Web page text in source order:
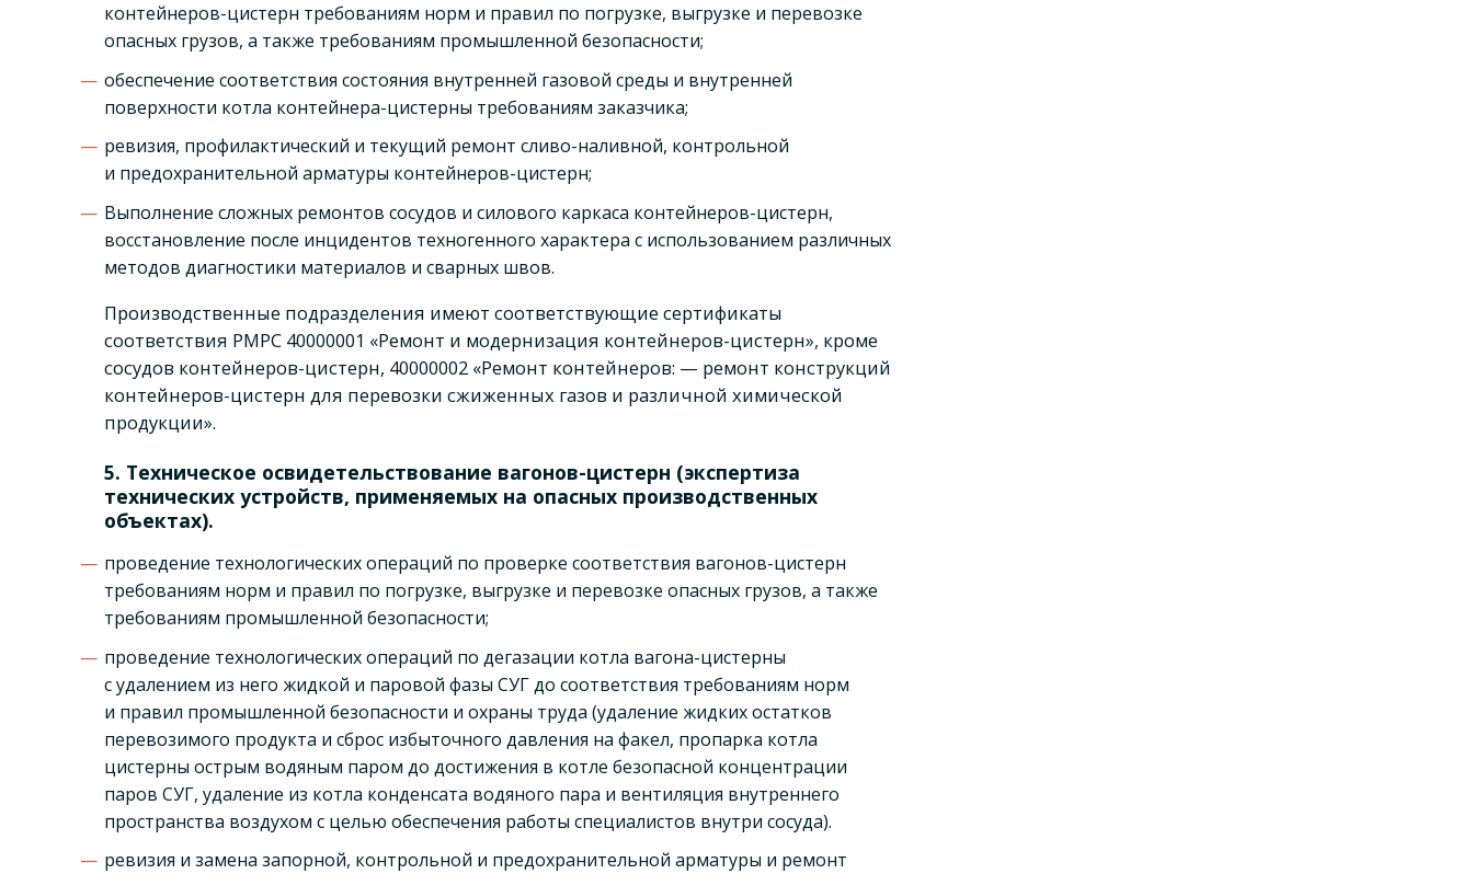
контейнеров-цистерн требованиям норм и правил по погрузке, выгрузке и перевозке
опасных грузов, а также требованиям промышленной безопасности;
обеспечение соответствия состояния внутренней газовой среды и внутренней
поверхности котла контейнера-цистерны требованиям заказчика;
ревизия, профилактический и текущий ремонт сливо-наливной, контрольной
и предохранительной арматуры контейнеров-цистерн;
Выполнение сложных ремонтов сосудов и силового каркаса контейнеров-цистерн,
восстановление после инцидентов техногенного характера с использованием различных
методов диагностики материалов и сварных швов.
Производственные подразделения имеют соответствующие сертификаты
соответствия РМРС 40000001 «Ремонт и модернизация контейнеров-цистерн», кроме
сосудов контейнеров-цистерн, 40000002 «Ремонт контейнеров: — ремонт конструкций
контейнеров-цистерн для перевозки сжиженных газов и различной химической
продукции».
5. Техническое освидетельствование вагонов-цистерн (экспертиза
технических устройств, применяемых на опасных производственных
объектах).
проведение технологических операций по проверке соответствия вагонов-цистерн
требованиям норм и правил по погрузке, выгрузке и перевозке опасных грузов, а также
требованиям промышленной безопасности;
проведение технологических операций по дегазации котла вагона-цистерны
с удалением из него жидкой и паровой фазы СУГ до соответствия требованиям норм
и правил промышленной безопасности и охраны труда (удаление жидких остатков
перевозимого продукта и сброс избыточного давления на факел, пропарка котла
цистерны острым водяным паром до достижения в котле безопасной концентрации
паров СУГ, удаление из котла конденсата водяного пара и вентиляция внутреннего
пространства воздухом с целью обеспечения работы специалистов внутри сосуда).
ревизия и замена запорной, контрольной и предохранительной арматуры и ремонт